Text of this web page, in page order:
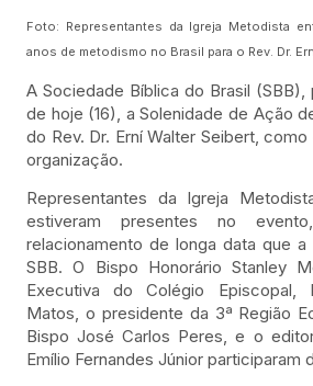
Foto: Representantes da Igreja Metodista
anos de metodismo no Brasil para o Rev. Dr.
A Sociedade Bíblica do Brasil (SBB),
de hoje (16), a Solenidade de Ação
do Rev. Dr. Erní Walter Seibert,
organização.
Representantes da Igreja
estiveram presentes no
relacionamento de longa data que
SBB. O Bispo Honorário Stanley
Executiva do Colégio Episcopal,
Matos, o presidente da 3ª Região
Bispo José Carlos Peres, e o
Emílio Fernandes Júnior participaram